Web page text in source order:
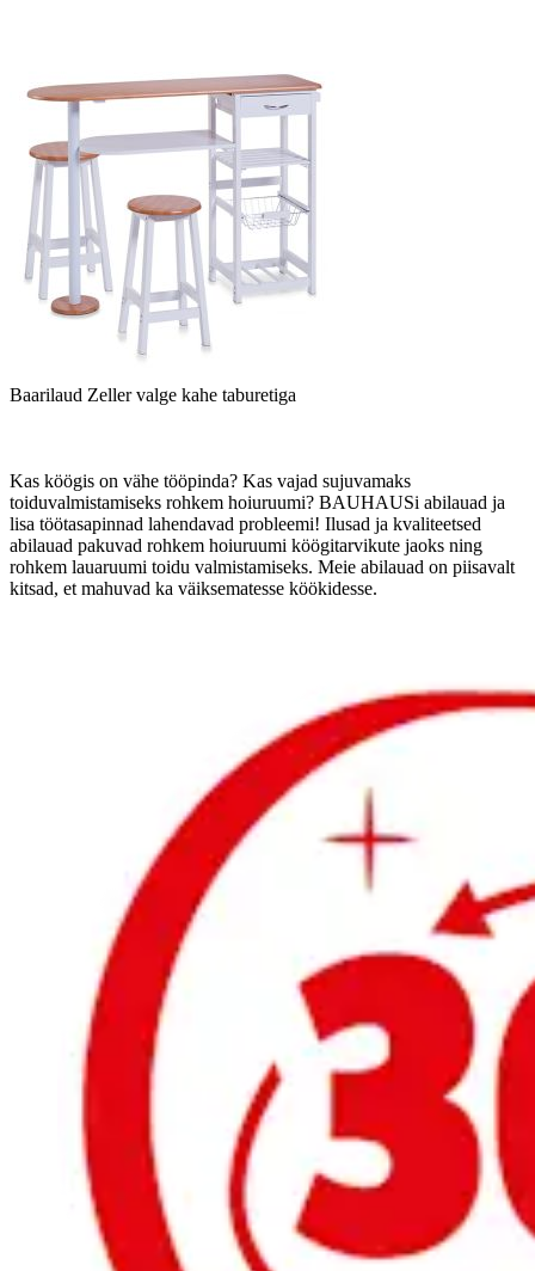
Baarilaud Zeller valge kahe taburetiga
Kas köögis on vähe tööpinda? Kas vajad sujuvamaks
toiduvalmistamiseks rohkem hoiuruumi? BAUHAUSi abilauad ja
lisa töötasapinnad lahendavad probleemi! Ilusad ja kvaliteetsed
abilauad pakuvad rohkem hoiuruumi köögitarvikute jaoks ning
rohkem lauaruumi toidu valmistamiseks. Meie abilauad on piisavalt
kitsad, et mahuvad ka väiksematesse köökidesse.